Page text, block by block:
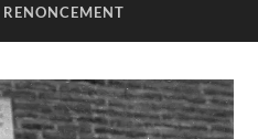
RENONCEMENT